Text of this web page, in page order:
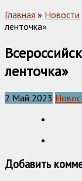
Главная » Новости
ленточка»
ленточка»
2 Май 2023
Добавить